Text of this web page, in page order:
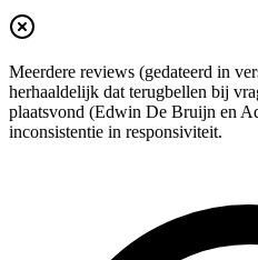
Meerdere reviews (gedateerd in
herhaaldelijk dat terugbellen bij
plaatsvond (Edwin De Bruijn en
inconsistentie in responsiviteit.